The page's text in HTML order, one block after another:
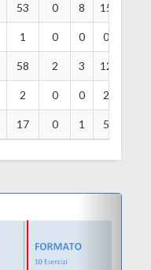
53 0 8 15
1 0 0 0
58 2 3 12
2 0 0 2
17 0 1 5